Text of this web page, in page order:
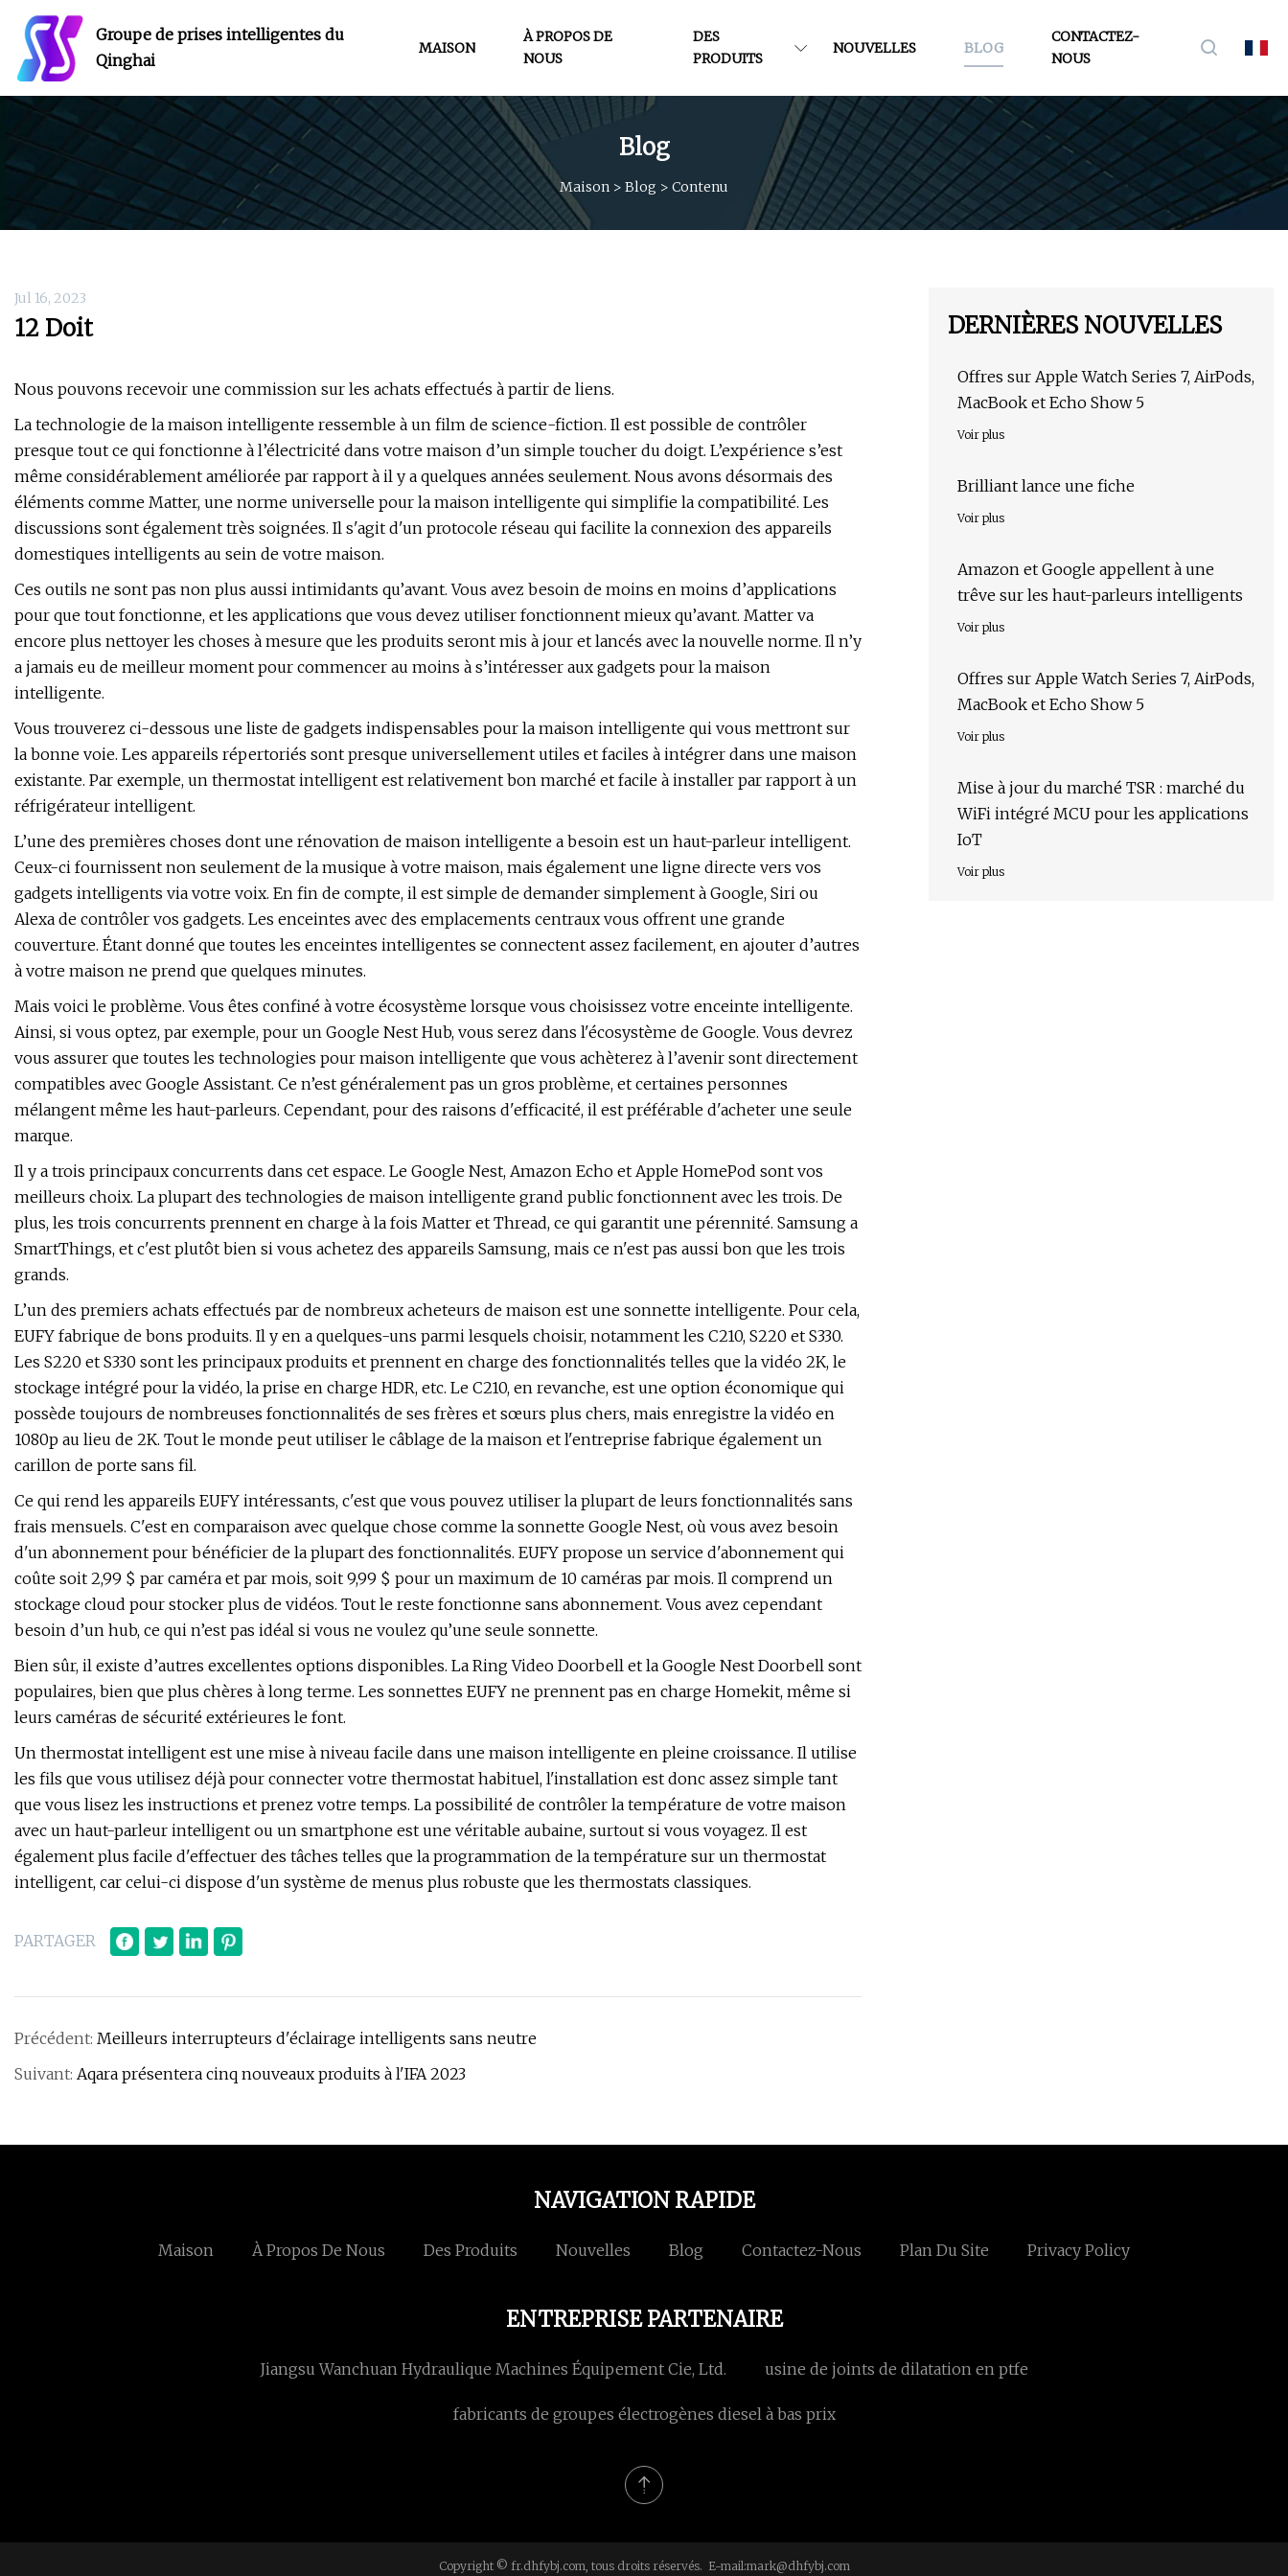
Groupe de prises intelligentes du
Qinghai
MAISON
À PROPOS DE
NOUS
DES
PRODUITS
NOUVELLES BLOG
CONTACTEZ-
NOUS
Blog
Maison > Blog > Contenu
Jul 16, 2023
12 Doit
Nous pouvons recevoir une commission sur les achats effectués à partir de liens.
La technologie de la maison intelligente ressemble à un film de science-fiction. Il est possible de contrôler
presque tout ce qui fonctionne à l’électricité dans votre maison d’un simple toucher du doigt. L’expérience s’est
même considérablement améliorée par rapport à il y a quelques années seulement. Nous avons désormais des
éléments comme Matter, une norme universelle pour la maison intelligente qui simplifie la compatibilité. Les
discussions sont également très soignées. Il s'agit d'un protocole réseau qui facilite la connexion des appareils
domestiques intelligents au sein de votre maison.
Ces outils ne sont pas non plus aussi intimidants qu’avant. Vous avez besoin de moins en moins d’applications
pour que tout fonctionne, et les applications que vous devez utiliser fonctionnent mieux qu’avant. Matter va
encore plus nettoyer les choses à mesure que les produits seront mis à jour et lancés avec la nouvelle norme. Il n’y
a jamais eu de meilleur moment pour commencer au moins à s’intéresser aux gadgets pour la maison
intelligente.
Vous trouverez ci-dessous une liste de gadgets indispensables pour la maison intelligente qui vous mettront sur
la bonne voie. Les appareils répertoriés sont presque universellement utiles et faciles à intégrer dans une maison
existante. Par exemple, un thermostat intelligent est relativement bon marché et facile à installer par rapport à un
réfrigérateur intelligent.
L’une des premières choses dont une rénovation de maison intelligente a besoin est un haut-parleur intelligent.
Ceux-ci fournissent non seulement de la musique à votre maison, mais également une ligne directe vers vos
gadgets intelligents via votre voix. En fin de compte, il est simple de demander simplement à Google, Siri ou
Alexa de contrôler vos gadgets. Les enceintes avec des emplacements centraux vous offrent une grande
couverture. Étant donné que toutes les enceintes intelligentes se connectent assez facilement, en ajouter d’autres
à votre maison ne prend que quelques minutes.
Mais voici le problème. Vous êtes confiné à votre écosystème lorsque vous choisissez votre enceinte intelligente.
Ainsi, si vous optez, par exemple, pour un Google Nest Hub, vous serez dans l'écosystème de Google. Vous devrez
vous assurer que toutes les technologies pour maison intelligente que vous achèterez à l’avenir sont directement
compatibles avec Google Assistant. Ce n’est généralement pas un gros problème, et certaines personnes
mélangent même les haut-parleurs. Cependant, pour des raisons d'efficacité, il est préférable d'acheter une seule
marque.
Il y a trois principaux concurrents dans cet espace. Le Google Nest, Amazon Echo et Apple HomePod sont vos
meilleurs choix. La plupart des technologies de maison intelligente grand public fonctionnent avec les trois. De
plus, les trois concurrents prennent en charge à la fois Matter et Thread, ce qui garantit une pérennité. Samsung a
SmartThings, et c'est plutôt bien si vous achetez des appareils Samsung, mais ce n'est pas aussi bon que les trois
grands.
L’un des premiers achats effectués par de nombreux acheteurs de maison est une sonnette intelligente. Pour cela,
EUFY fabrique de bons produits. Il y en a quelques-uns parmi lesquels choisir, notamment les C210, S220 et S330.
Les S220 et S330 sont les principaux produits et prennent en charge des fonctionnalités telles que la vidéo 2K, le
stockage intégré pour la vidéo, la prise en charge HDR, etc. Le C210, en revanche, est une option économique qui
possède toujours de nombreuses fonctionnalités de ses frères et sœurs plus chers, mais enregistre la vidéo en
1080p au lieu de 2K. Tout le monde peut utiliser le câblage de la maison et l'entreprise fabrique également un
carillon de porte sans fil.
Ce qui rend les appareils EUFY intéressants, c'est que vous pouvez utiliser la plupart de leurs fonctionnalités sans
frais mensuels. C'est en comparaison avec quelque chose comme la sonnette Google Nest, où vous avez besoin
d'un abonnement pour bénéficier de la plupart des fonctionnalités. EUFY propose un service d'abonnement qui
coûte soit 2,99 $ par caméra et par mois, soit 9,99 $ pour un maximum de 10 caméras par mois. Il comprend un
stockage cloud pour stocker plus de vidéos. Tout le reste fonctionne sans abonnement. Vous avez cependant
besoin d’un hub, ce qui n’est pas idéal si vous ne voulez qu’une seule sonnette.
Bien sûr, il existe d’autres excellentes options disponibles. La Ring Video Doorbell et la Google Nest Doorbell sont
populaires, bien que plus chères à long terme. Les sonnettes EUFY ne prennent pas en charge Homekit, même si
leurs caméras de sécurité extérieures le font.
Un thermostat intelligent est une mise à niveau facile dans une maison intelligente en pleine croissance. Il utilise
les fils que vous utilisez déjà pour connecter votre thermostat habituel, l'installation est donc assez simple tant
que vous lisez les instructions et prenez votre temps. La possibilité de contrôler la température de votre maison
avec un haut-parleur intelligent ou un smartphone est une véritable aubaine, surtout si vous voyagez. Il est
également plus facile d'effectuer des tâches telles que la programmation de la température sur un thermostat
intelligent, car celui-ci dispose d'un système de menus plus robuste que les thermostats classiques.
PARTAGER
Précédent: Meilleurs interrupteurs d'éclairage intelligents sans neutre
Suivant: Aqara présentera cinq nouveaux produits à l'IFA 2023
DERNIÈRES NOUVELLES
Offres sur Apple Watch Series 7, AirPods,
MacBook et Echo Show 5
Voir plus
Brilliant lance une fiche
Voir plus
Amazon et Google appellent à une
trêve sur les haut-parleurs intelligents
Voir plus
Offres sur Apple Watch Series 7, AirPods,
MacBook et Echo Show 5
Voir plus
Mise à jour du marché TSR : marché du
WiFi intégré MCU pour les applications
IoT
Voir plus
NAVIGATION RAPIDE
Maison À Propos De Nous Des Produits Nouvelles Blog Contactez-Nous Plan Du Site Privacy Policy
ENTREPRISE PARTENAIRE
Jiangsu Wanchuan Hydraulique Machines Équipement Cie, Ltd. usine de joints de dilatation en ptfe
fabricants de groupes électrogènes diesel à bas prix
Copyright © fr.dhfybj.com, tous droits réservés. E-mail:mark@dhfybj.com